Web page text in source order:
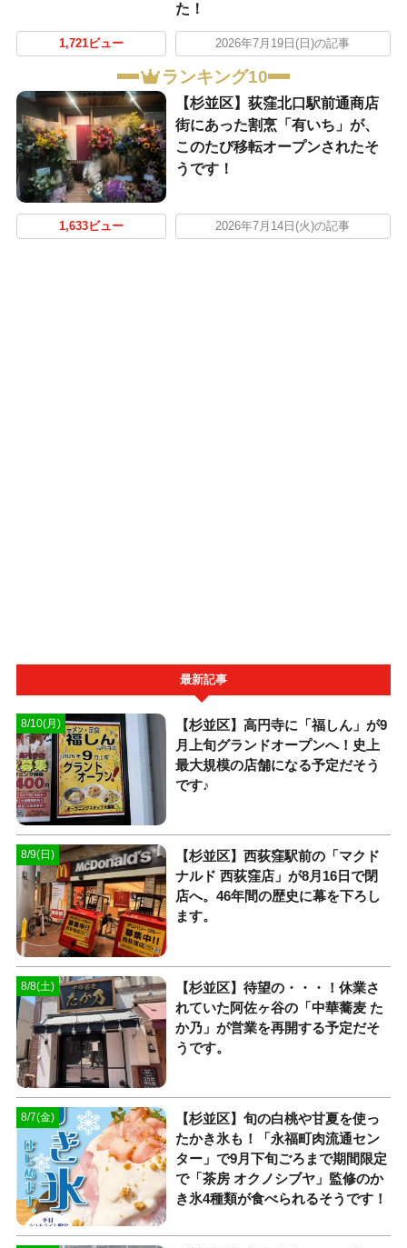
た！
1,721ビュー 2026年7月19日(日)の記事
ランキング10
【杉並区】荻窪北口駅前通商店
街にあった割烹「有いち」が、
このたび移転オープンされたそ
うです！
1,633ビュー 2026年7月14日(火)の記事
最新記事
8/10(月)
【杉並区】高円寺に「福しん」が9
月上旬グランドオープンへ！史上
最大規模の店舗になる予定だそう
です♪
8/9(日)
【杉並区】西荻窪駅前の「マクド
ナルド 西荻窪店」が8月16日で閉
店へ。46年間の歴史に幕を下ろし
ます。
8/8(土)
【杉並区】待望の・・・！休業さ
れていた阿佐ヶ谷の「中華蕎麦 た
か乃」が営業を再開する予定だそ
うです。
8/7(金)
【杉並区】旬の白桃や甘夏を使っ
たかき氷も！「永福町肉流通セン
ター」で9月下旬ごろまで期間限定
で「茶房 オクノシブヤ」監修のか
き氷4種類が食べられるそうです！